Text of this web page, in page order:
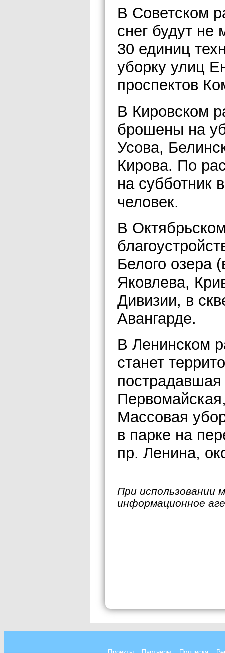
В Советском
снег будут не
30 единиц
уборку улиц
проспектов
В Кировском
брошены на
Усова,
Кирова. По
на субботник
человек.
В
Белого озера
Яковлева,
Дивизии, в
Авангарде.
В Ленинском
станет
Массовая
в парке на
пр. Ленина,
При использовании
информационное